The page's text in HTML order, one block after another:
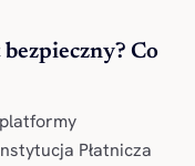
Co
Płatnicza